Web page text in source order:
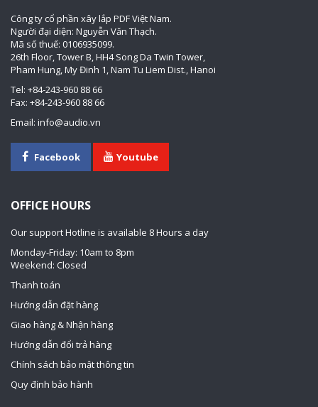
Công ty cổ phần xây lắp PDF Việt Nam.
Người đại diện: Nguyễn Văn Thạch.
Mã số thuế: 0106935099.
26th Floor, Tower B, HH4 Song Da Twin Tower,
Pham Hung, My Đinh 1, Nam Tu Liem Dist., Hanoi
Tel: +84-243-960 88 66
Fax: +84-243-960 88 66
Email: info@audio.vn
Facebook Youtube
OFFICE HOURS
Our support Hotline is available 8 Hours a day
Monday-Friday: 10am to 8pm
Weekend: Closed
Thanh toán
Hướng dẫn đặt hàng
Giao hàng & Nhận hàng
Hướng dẫn đổi trả hàng
Chính sách bảo mật thông tin
Quy định bảo hành